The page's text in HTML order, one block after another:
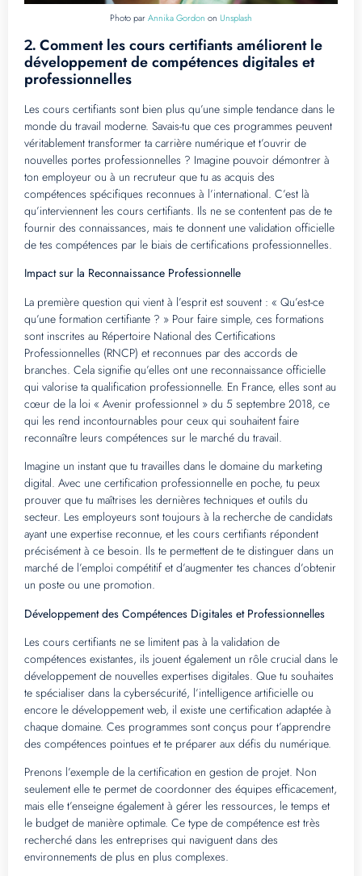
Photo parAnnika Gordon on Unsplash
2. Comment les cours certifiants améliorent le
développement de compétences digitales et
professionnelles
Les cours certifiants sont bien plus qu’une simple tendance dans le
monde du travail moderne. Savais-tu que ces programmes peuvent
véritablement transformer ta carrière numérique et t’ouvrir de
nouvelles portes professionnelles ? Imagine pouvoir démontrer à
ton employeur ou à un recruteur que tu as acquis des
compétences spécifiques reconnues à l’international. C’est là
qu’interviennent les cours certifiants. Ils ne se contentent pas de te
fournir des connaissances, mais te donnent une validation officielle
de tes compétences par le biais de certifications professionnelles.
Impact sur la Reconnaissance Professionnelle
La première question qui vient à l’esprit est souvent : « Qu’est-ce
qu’une formation certifiante ? » Pour faire simple, ces formations
sont inscrites au Répertoire National des Certifications
Professionnelles (RNCP) et reconnues par des accords de
branches. Cela signifie qu’elles ont une reconnaissance officielle
qui valorise ta qualification professionnelle. En France, elles sont au
cœur de la loi « Avenir professionnel » du 5 septembre 2018, ce
qui les rend incontournables pour ceux qui souhaitent faire
reconnaître leurs compétences sur le marché du travail.
Imagine un instant que tu travailles dans le domaine du marketing
digital. Avec une certification professionnelle en poche, tu peux
prouver que tu maîtrises les dernières techniques et outils du
secteur. Les employeurs sont toujours à la recherche de candidats
ayant une expertise reconnue, et les cours certifiants répondent
précisément à ce besoin. Ils te permettent de te distinguer dans un
marché de l’emploi compétitif et d’augmenter tes chances d’obtenir
un poste ou une promotion.
Développement des Compétences Digitales et Professionnelles
Les cours certifiants ne se limitent pas à la validation de
compétences existantes, ils jouent également un rôle crucial dans le
développement de nouvelles expertises digitales. Que tu souhaites
te spécialiser dans la cybersécurité, l’intelligence artificielle ou
encore le développement web, il existe une certification adaptée à
chaque domaine. Ces programmes sont conçus pour t’apprendre
des compétences pointues et te préparer aux défis du numérique.
Prenons l’exemple de la certification en gestion de projet. Non
seulement elle te permet de coordonner des équipes efficacement,
mais elle t’enseigne également à gérer les ressources, le temps et
le budget de manière optimale. Ce type de compétence est très
recherché dans les entreprises qui naviguent dans des
environnements de plus en plus complexes.